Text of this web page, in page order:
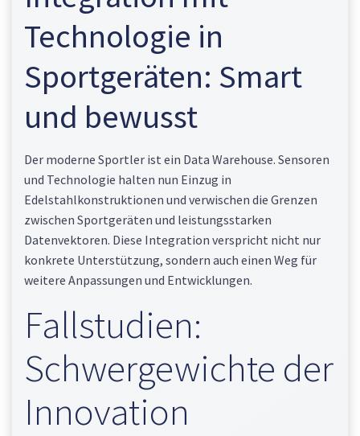
Technologie in
Sportgeräten: Smart
und bewusst
Der moderne Sportler ist ein Data Warehouse. Sensoren
und Technologie halten nun Einzug in
Edelstahlkonstruktionen und verwischen die Grenzen
zwischen Sportgeräten und leistungsstarken
Datenvektoren. Diese Integration verspricht nicht nur
konkrete Unterstützung, sondern auch einen Weg für
weitere Anpassungen und Entwicklungen.
Fallstudien:
Schwergewichte der
Innovation